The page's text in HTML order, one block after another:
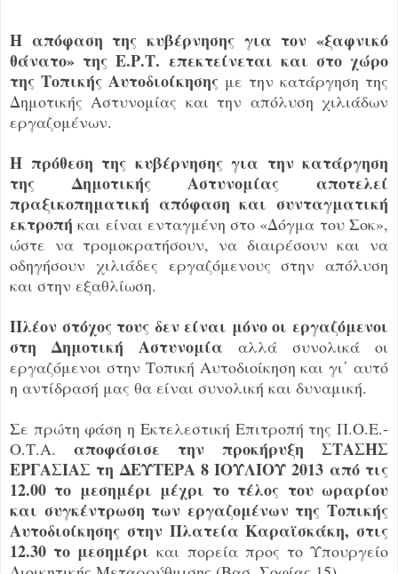
Η απόφαση της κυβέρνησης για τον «ξαφνικό
θάνατο» της Ε.Ρ.Τ. επεκτείνεται και στο χώρο
της Τοπικής Αυτοδιοίκησης με την κατάργηση της
Δημοτικής Αστυνομίας και την απόλυση χιλιάδων
εργαζομένων.
Η πρόθεση της κυβέρνησης για την κατάργηση
της Δημοτικής Αστυνομίας αποτελεί
πραξικοπηματική απόφαση και συνταγματική
εκτροπή και είναι ενταγμένη στο «Δόγμα του Σοκ»,
ώστε να τρομοκρατήσουν, να διαιρέσουν και να
οδηγήσουν χιλιάδες εργαζόμενους στην απόλυση
και στην εξαθλίωση.
Πλέον στόχος τους δεν είναι μόνο οι εργαζόμενοι
στη Δημοτική Αστυνομία αλλά συνολικά οι
εργαζόμενοι στην Τοπική Αυτοδιοίκηση και γι΄ αυτό
η αντίδρασή μας θα είναι συνολική και δυναμική.
Σε πρώτη φάση η Εκτελεστική Επιτροπή της Π.Ο.Ε.-
Ο.Τ.Α. αποφάσισε την προκήρυξη ΣΤΑΣΗΣ
ΕΡΓΑΣΙΑΣ τη ΔΕΥΤΕΡΑ 8 ΙΟΥΛΙΟΥ 2013 από τις
12.00 το μεσημέρι μέχρι το τέλος του ωραρίου
και συγκέντρωση των εργαζομένων της Τοπικής
Αυτοδιοίκησης στην Πλατεία Καραϊσκάκη, στις
12.30 το μεσημέρι και πορεία προς το Υπουργείο